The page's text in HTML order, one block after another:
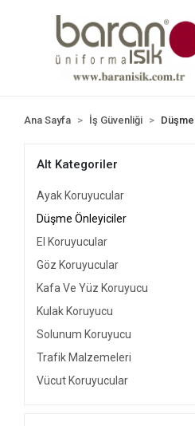
Ana Sayfa İş Güvenliği
Alt Kategoriler
Ayak Koruyucular
Düşme Önleyiciler
El Koruyucular
Göz Koruyucular
Kafa Ve Yüz Koruyucu
Kulak Koruyucu
Solunum Koruyucu
Trafik Malzemeleri
Vücut Koruyucular